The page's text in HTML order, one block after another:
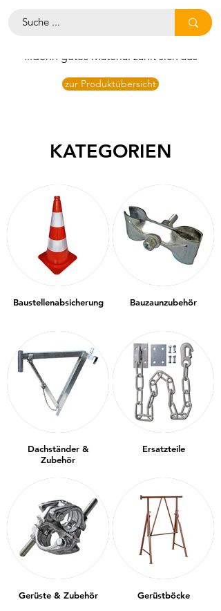
...denn gutes Material zahlt sich aus
zur Produktübersicht
KATEGORIEN
Baustellenabsicherung Bauzaunzubehör
Dachständer &
Zubehör
Ersatzteile
Gerüste & Zubehör Gerüstböcke